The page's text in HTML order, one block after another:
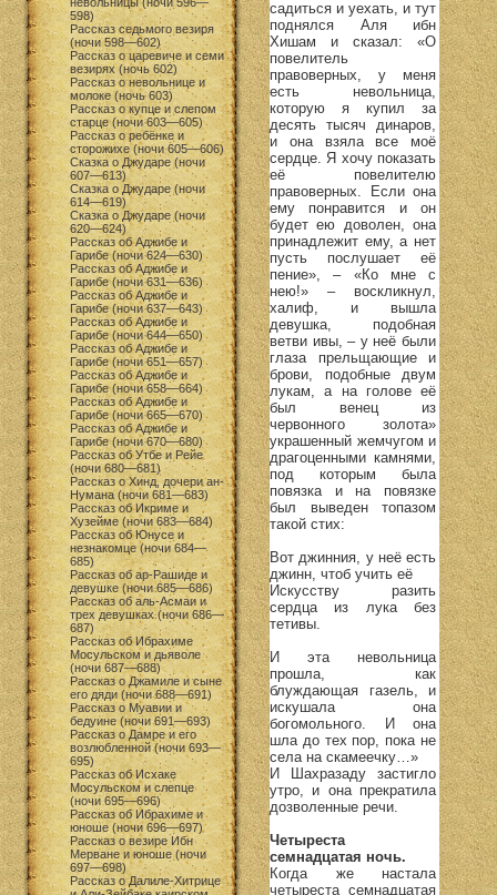
598)
Рассказ седьмого везиря
(ночи 598—602)
Рассказ о царевиче и семи
везирях (ночь 602)
Рассказ о невольнице и
молоке (ночь 603)
Рассказ о купце и слепом
старце (ночи 603—605)
Рассказ о ребёнке и
сторожихе (ночи 605—606)
Сказка о Джударе (ночи
607—613)
Сказка о Джударе (ночи
614—619)
Сказка о Джударе (ночи
620—624)
Рассказ об Аджибе и
Гарибе (ночи 624—630)
Рассказ об Аджибе и
Гарибе (ночи 631—636)
Рассказ об Аджибе и
Гарибе (ночи 637—643)
Рассказ об Аджибе и
Гарибе (ночи 644—650)
Рассказ об Аджибе и
Гарибе (ночи 651—657)
Рассказ об Аджибе и
Гарибе (ночи 658—664)
Рассказ об Аджибе и
Гарибе (ночи 665—670)
Рассказ об Аджибе и
Гарибе (ночи 670—680)
Рассказ об Утбе и Рейе
(ночи 680—681)
Рассказ о Хинд, дочери ан-
Нумана (ночи 681—683)
Рассказ об Икриме и
Хузейме (ночи 683—684)
Рассказ об Юнусе и
незнакомце (ночи 684—
685)
Рассказ об ар-Рашиде и
девушке (ночи 685—686)
Рассказ об аль-Асмаи и
трех девушках (ночи 686—
687)
Рассказ об Ибрахиме
Мосульском и дьяволе
(ночи 687—688)
Рассказ о Джамиле и сыне
его дяди (ночи 688—691)
Рассказ о Муавии и
бедуине (ночи 691—693)
Рассказ о Дамре и его
возлюбленной (ночи 693—
695)
Рассказ об Исхаке
Мосульском и слепце
(ночи 695—696)
Рассказ об Ибрахиме и
юноше (ночи 696—697)
Рассказ о везире Ибн
Мерване и юноше (ночи
697—698)
Рассказ о Далиле-Хитрице
садиться и уехать, и тут
поднялся Аля ибн
Хишам и сказал: «О
повелитель
правоверных, у меня
есть невольница,
которую я купил за
десять тысяч динаров,
и она взяла все моё
сердце. Я хочу показать
её повелителю
правоверных. Если она
ему понравится и он
будет ею доволен, она
принадлежит ему, а нет
пусть послушает её
пение», – «Ко мне с
нею!» – воскликнул,
халиф, и вышла
девушка, подобная
ветви ивы, – у неё были
глаза прельщающие и
брови, подобные двум
лукам, а на голове её
был венец из
червонного золота»
украшенный жемчугом и
драгоценными камнями,
под которым была
повязка и на повязке
был выведен топазом
такой стих:
Вот джинния, у неё есть
джинн, чтоб учить её
Искусству разить
сердца из лука без
тетивы.
И эта невольница
прошла, как
блуждающая газель, и
искушала она
богомольного. И она
шла до тех пор, пока не
села на скамеечку…»
И Шахразаду застигло
утро, и она прекратила
дозволенные речи.
Четыреста
семнадцатая ночь.
Когда же настала
четыреста семнадцатая